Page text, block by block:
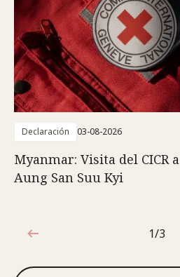
Declaración 03-08-2026
Myanmar: Visita del CICR a
Aung San Suu Kyi
1de3
1/3